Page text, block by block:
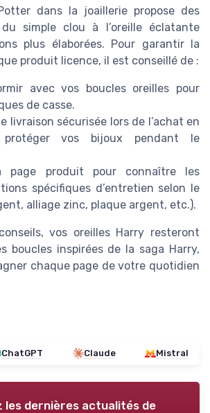
dans la joaillerie propose des
simple clou à l’oreille éclatante
plus élaborées. Pour garantir la
produit licence, il est conseillé de :
avec vos boucles oreilles pour
de casse.
livraison sécurisée lors de l’achat en
vos bijoux pendant le
page produit pour connaître les
spécifiques d’entretien selon le
alliage zinc, plaque argent, etc.).
vos oreilles Harry resteront
boucles inspirées de la saga Harry,
chaque page de votre quotidien
ChatGPT Claude Mistral
les dernières actualités de